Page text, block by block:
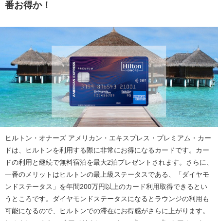
番お得か！
ヒルトン・オナーズ アメリカン・エキスプレス・プレミアム・カー
ド は、ヒルトンを利用する際に非常にお得になるカードです。カー
ドの利用と継続で無料宿泊を最大2泊プレゼントされます。さらに、
一番のメリットはヒルトンの最上級ステータスである、「ダイヤモ
ンドステータス」を年間200万円以上のカード利用取得できるとい
うところです。ダイヤモンドステータスになるとラウンジの利用も
可能になるので、ヒルトンでの滞在にお得感がさらに上がります。